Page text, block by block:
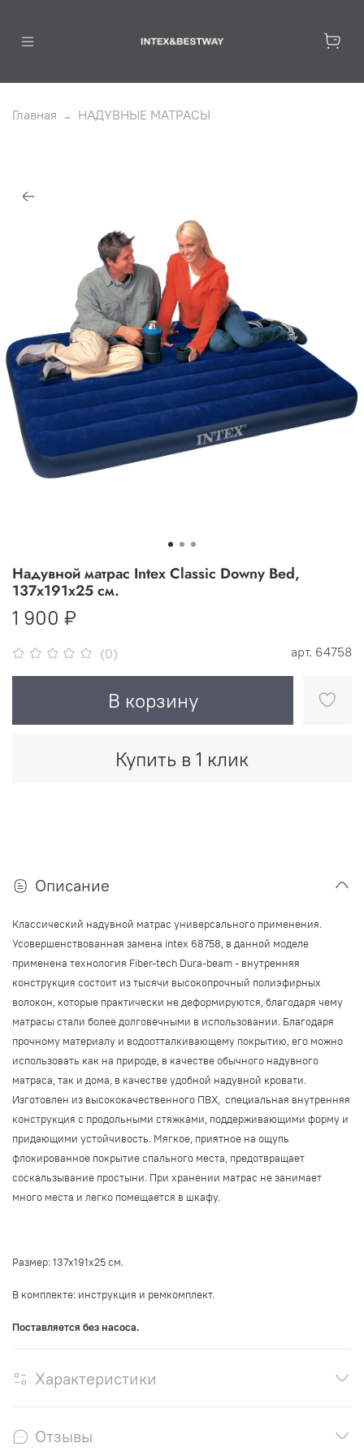
Главная НАДУВНЫЕ МАТРАСЫ
(0) арт. 64758
Надувной матрас Intex Classic Downy Bed,
137х191х25 см.
1 900 ₽
В корзину
Купить в 1 клик
Описание
Классический надувной матрас универсального применения.
Усовершенствованная замена intex 68758, в данной моделе
применена технология Fiber-tech Dura-beam - внутренняя
конструкция состоит из тысячи высокопрочный полиэфирных
волокон, которые практически не деформируются, благодаря чему
матрасы стали более долговечными в использовании. Благодаря
прочному материалу и водоотталкивающему покрытию, его можно
использовать как на природе, в качестве обычного надувного
матраса, так и дома, в качестве удобной надувной кровати.
Изготовлен из высококачественного ПВХ, специальная внутренняя
конструкция с продольными стяжками, поддерживающими форму и
придающими устойчивость. Мягкое, приятное на ощупь
флокированное покрытие спального места, предотвращает
соскальзывание простыни. При хранении матрас не занимает
много места и легко помещается в шкафу.
Размер:137х191х25 см.
В комплекте: инструкция и ремкомплект.
Поставляется без насоса.
Характеристики
Отзывы